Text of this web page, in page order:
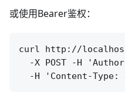
或使用Bearer鉴权：
curl http://
-X POST -H